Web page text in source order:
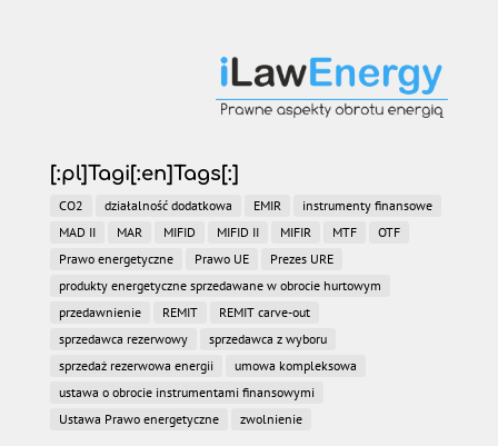
[:pl]Tagi[:en]Tags[:]
CO2 działalność dodatkowa EMIR
instrumenty finansowe
MAD II
MAR MIFID MIFID II MIFIR MTF
OTF
Prawo energetyczne
Prawo UE
Prezes URE
produkty energetyczne sprzedawane w obrocie hurtowym
przedawnienie
REMIT
REMIT carve-out
sprzedawca rezerwowy
sprzedawca z wyboru
sprzedaż rezerwowa energii
umowa kompleksowa
ustawa o obrocie instrumentami finansowymi
Ustawa Prawo energetyczne
zwolnienie